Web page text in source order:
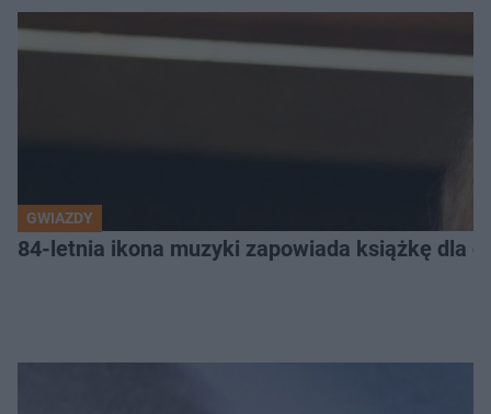
GWIAZDY
84-letnia ikona muzyki zapowiada książkę dla